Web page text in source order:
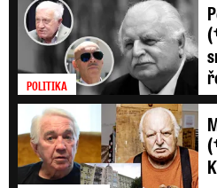
POLITIKA